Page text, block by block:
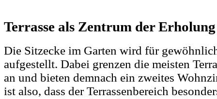
Terrasse als Zentrum der
Die Sitzecke im Garten wird für
aufgestellt. Dabei grenzen die meisten
an und bieten demnach ein zweites
ist also, dass der Terrassenbereich